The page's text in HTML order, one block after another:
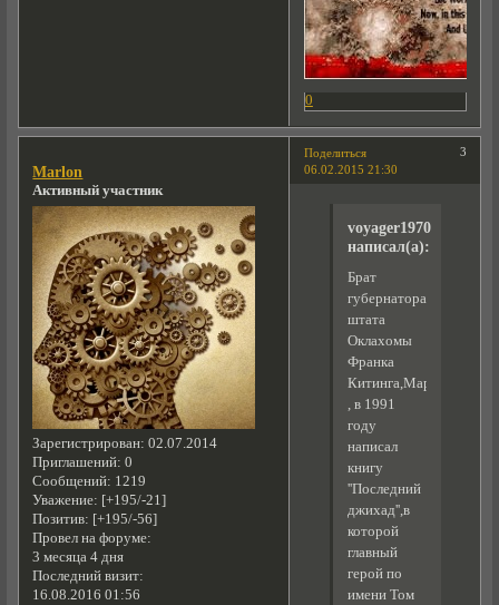
0
Поделиться
3
06.02.2015 21:30
Marlon
Активный участник
Зарегистрирован: 02.07.2014
Приглашений: 0
Сообщений: 1219
Уважение: [+195/-21]
Позитив: [+195/-56]
Провел на форуме:
3 месяца 4 дня
Последний визит:
16.08.2016 01:56
voyager1970
написал(а):
Брат
губернатора
штата
Оклахомы
Франка
Китинга,Мартин
, в 1991
году
написал
книгу
''Последний
джихад'',в
которой
главный
герой по
имени Том